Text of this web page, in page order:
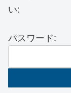
い:
パスワード: